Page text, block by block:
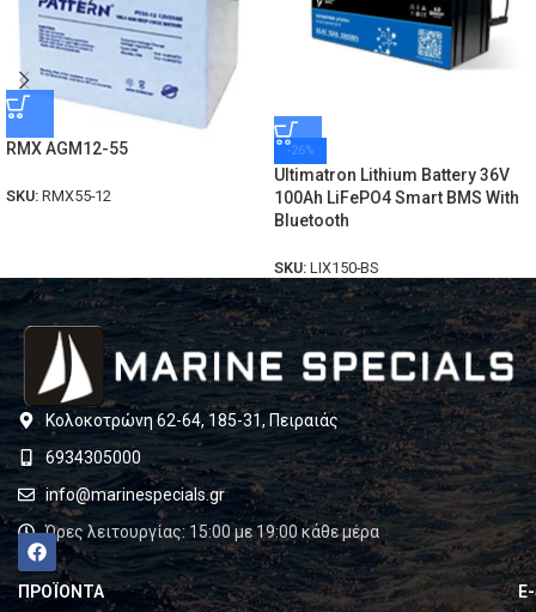
RMX AGM12-55
SKU: RMX55-12
-26%
Ultimatron Lithium Battery 36V
100Ah LiFePO4 Smart BMS With
Bluetooth
SKU: LIX150-BS
Κολοκοτρώνη 62-64, 185-31, Πειραιάς
6934305000
info@marinespecials.gr
Ώρες λειτουργίας: 15:00 με 19:00 κάθε μέρα
ΠΡΟΪΟΝΤΑ